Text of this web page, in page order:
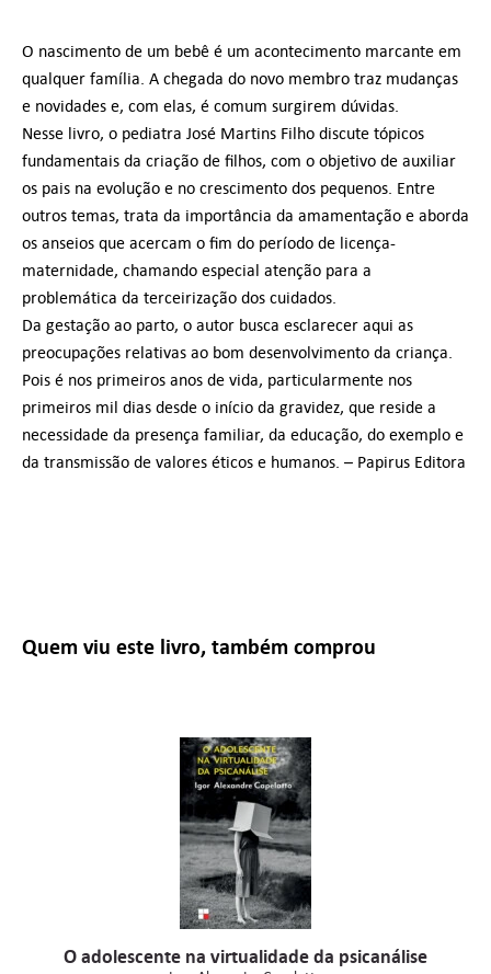
O nascimento de um bebê é um acontecimento marcante em
qualquer família. A chegada do novo membro traz mudanças
e novidades e, com elas, é comum surgirem dúvidas.
Nesse livro, o pediatra José Martins Filho discute tópicos
fundamentais da criação de filhos, com o objetivo de auxiliar
os pais na evolução e no crescimento dos pequenos. Entre
outros temas, trata da importância da amamentação e aborda
os anseios que acercam o fim do período de licença-
maternidade, chamando especial atenção para a
problemática da terceirização dos cuidados.
Da gestação ao parto, o autor busca esclarecer aqui as
preocupações relativas ao bom desenvolvimento da criança.
Pois é nos primeiros anos de vida, particularmente nos
primeiros mil dias desde o início da gravidez, que reside a
necessidade da presença familiar, da educação, do exemplo e
da transmissão de valores éticos e humanos. – Papirus Editora
Quem viu este livro, também comprou
O adolescente na virtualidade da psicanálise